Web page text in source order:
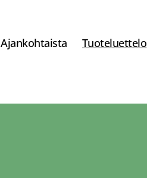
Ajankohtaista Tuoteluettelo